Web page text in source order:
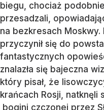
biegu, chociaż
przesadzali,
na bezkresach
przyczynił się do
fantastycznych
znalazła się bajeczna
który pisał, że
krańcach Rosji, natknęli
bogini czczonej przez